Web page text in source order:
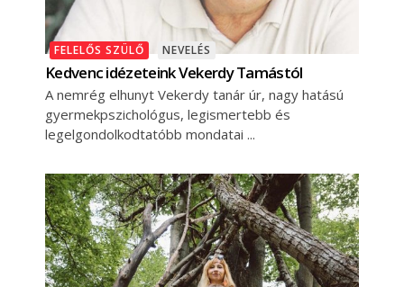
FELELŐS SZÜLŐ NEVELÉS
Kedvenc idézeteink Vekerdy Tamástól
A nemrég elhunyt Vekerdy tanár úr, nagy hatású
gyermekpszichológus, legismertebb és
legelgondolkodtatóbb mondatai